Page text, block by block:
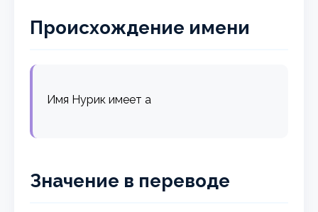
Происхождение имени
Имя Нурик имеет а
Значение в переводе